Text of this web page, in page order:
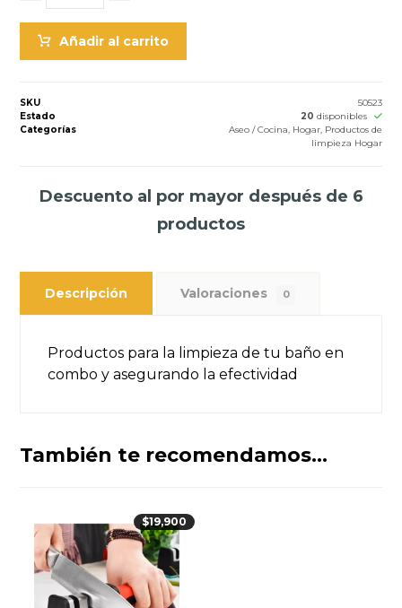
Añadir al carrito
SKU
50523
Estado
20 disponibles
Categorías
Aseo / Cocina Hogar, Productos de
limpieza Hogar
Descuento al por mayor después de 6
productos
Descripción Valoraciones 0
Productos para la limpieza de tu baño en
combo y asegurando la efectividad
También te recomendamos…
$19,900